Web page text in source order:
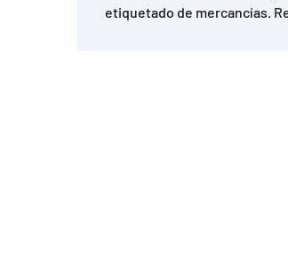
etiquetado de mercancías.